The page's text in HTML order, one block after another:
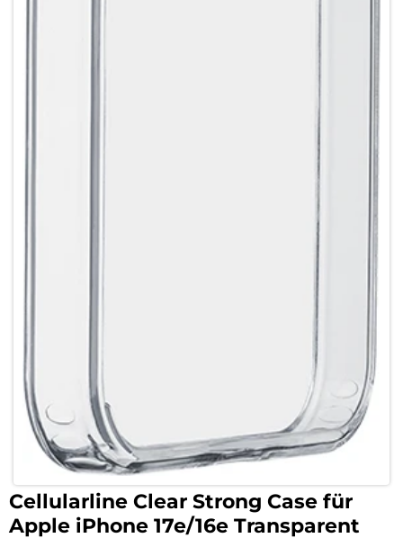
Cellularline Clear Strong Case für
Apple iPhone 17e/16e Transparent